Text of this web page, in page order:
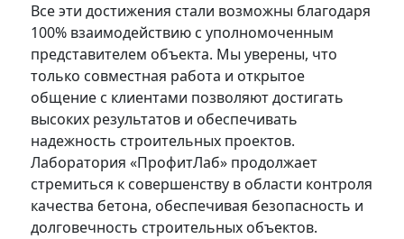
Все эти достижения стали возможны благодаря
100% взаимодействию с уполномоченным
представителем объекта. Мы уверены, что
только совместная работа и открытое
общение с клиентами позволяют достигать
высоких результатов и обеспечивать
надежность строительных проектов.
Лаборатория «ПрофитЛаб» продолжает
стремиться к совершенству в области контроля
качества бетона, обеспечивая безопасность и
долговечность строительных объектов.